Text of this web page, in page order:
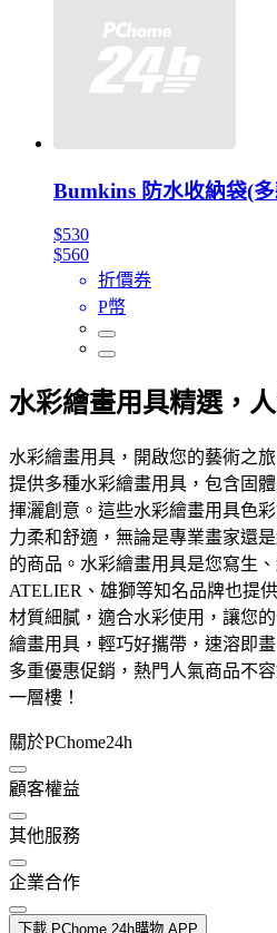
Bumkins 防水收納袋(
$530
$560
折價券
P幣
水彩繪畫用具精選，
水彩繪畫用具，開啟您的藝術之
提供多種水彩繪畫用具，包含固
揮灑創意。這些水彩繪畫用具色
力柔和舒適，無論是專業畫家還
的商品。水彩繪畫用具是您寫生
ATELIER、雄獅等知名品牌也提
材質細膩，適合水彩使用，讓您
繪畫用具，輕巧好攜帶，速溶即
多重優惠促銷，熱門人氣商品不
一層樓！
關於PChome24h
顧客權益
其他服務
企業合作
下載 PChome 24h購物 APP